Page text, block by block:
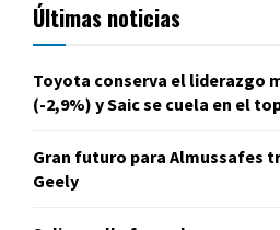
Últimas noticias
Toyota conserva el liderazgo
(-2,9%) y Saic se cuela en el
Gran futuro para Almussafes
Geely